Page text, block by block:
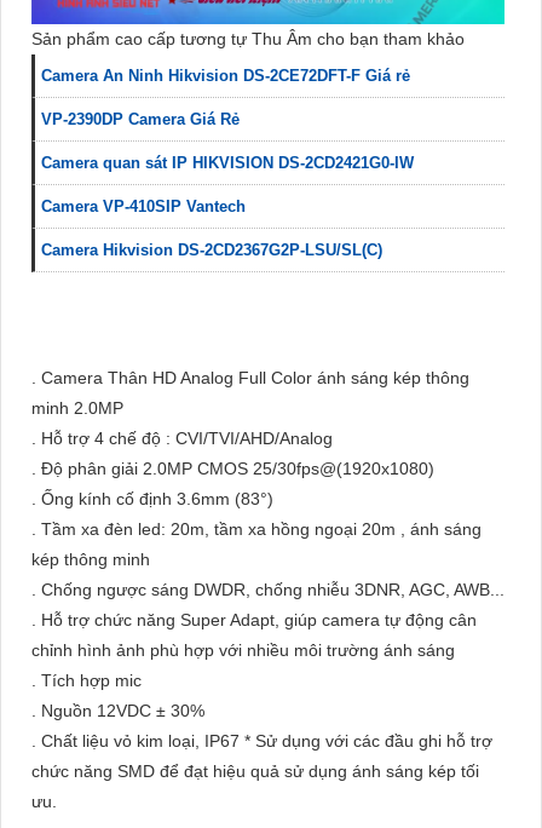
Sản phẩm cao cấp tương tự Thu Âm cho bạn tham khảo
Camera An Ninh Hikvision DS-2CE72DFT-F Giá rẻ
VP-2390DP Camera Giá Rẻ
Camera quan sát IP HIKVISION DS-2CD2421G0-IW
Camera VP-410SIP Vantech
Camera Hikvision DS-2CD2367G2P-LSU/SL(C)
. Camera Thân HD Analog Full Color ánh sáng kép thông
minh 2.0MP
. Hỗ trợ 4 chế độ : CVI/TVI/AHD/Analog
. Độ phân giải 2.0MP CMOS 25/30fps@(1920x1080)
. Ống kính cố định 3.6mm (83°)
. Tầm xa đèn led: 20m, tầm xa hồng ngoại 20m , ánh sáng
kép thông minh
. Chống ngược sáng DWDR, chống nhiễu 3DNR, AGC, AWB...
. Hỗ trợ chức năng Super Adapt, giúp camera tự động cân
chỉnh hình ảnh phù hợp với nhiều môi trường ánh sáng
. Tích hợp mic
. Nguồn 12VDC ± 30%
. Chất liệu vỏ kim loại, IP67 * Sử dụng với các đầu ghi hỗ trợ
chức năng SMD để đạt hiệu quả sử dụng ánh sáng kép tối
ưu.